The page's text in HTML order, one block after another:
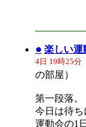
● 楽しい運
4日 19時25分
の部屋）
第一段落。
今日は待ち
運動会の1